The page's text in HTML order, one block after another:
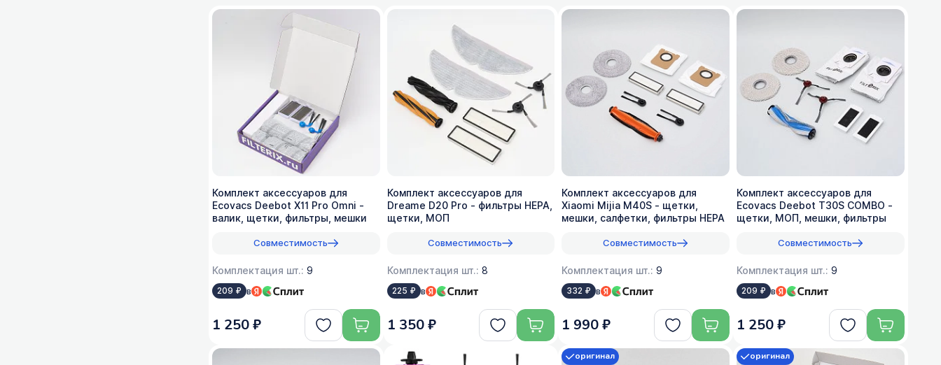
Комплект аксессуаров для
Ecovacs Deebot X11 Pro Omni -
валик, щетки, фильтры, мешки
Совместимость
Комплектация шт.: 9
209 ₽ в
1 250 ₽
Комплект аксессуаров для
Dreame D20 Pro - фильтры HEPA,
щетки, МОП
Совместимость
Комплектация шт.: 8
225 ₽ в
1 350 ₽
Комплект аксессуаров для
Xiaomi Mijia M40S - щетки,
мешки, салфетки, фильтры HEPA
Совместимость
Комплектация шт.:9
332 ₽ в
1 990 ₽
Комплект аксессуаров для
Ecovacs Deebot T30S COMBO -
щетки, МОП, мешки, фильтры
Совместимость
Комплектация шт.:9
209 ₽ в
1 250 ₽
оригинал оригинал